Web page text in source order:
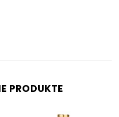
PRODUKTE